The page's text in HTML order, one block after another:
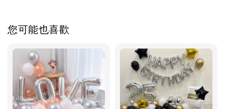
您可能也喜歡